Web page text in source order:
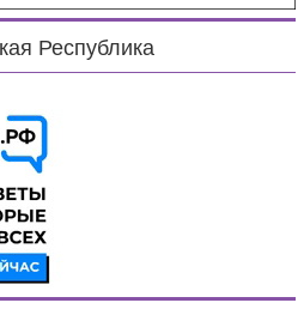
Республика